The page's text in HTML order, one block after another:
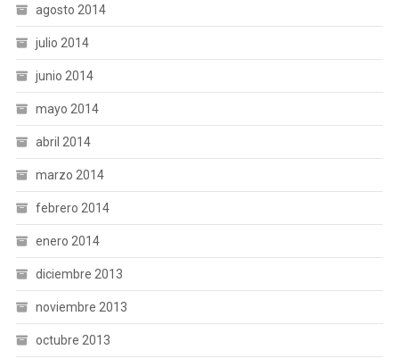
agosto 2014
julio 2014
junio 2014
mayo 2014
abril 2014
marzo 2014
febrero 2014
enero 2014
diciembre 2013
noviembre 2013
octubre 2013